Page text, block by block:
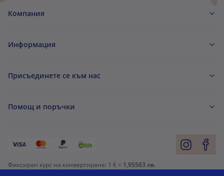
Компания
Информация
Присъединете се към нас
Помощ и поръчки
Фиксиран курс на конвертиране: 1 € = 1,95583 лв.